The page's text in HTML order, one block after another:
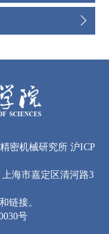
密机械研究所 沪ICP
海市嘉定区清河路3
链接。
号